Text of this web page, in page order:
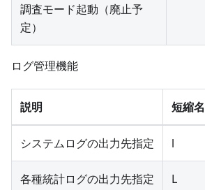
調査モード起動（廃止予
定）
ログ管理機能
説明 短縮名
システムログの出力先指定 l
各種統計ログの出力先指定 L